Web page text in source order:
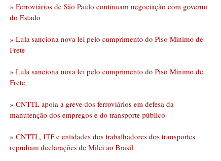
» Ferroviários de São Paulo continuam negociação com governo
do Estado
» Lula sanciona nova lei pelo cumprimento do Piso Mínimo de
Frete
» Lula sanciona nova lei pelo cumprimento do Piso Mínimo de
Frete
» CNTTL apoia a greve dos ferroviários em defesa da
manutenção dos empregos e do transporte público
» CNTTL, ITF e entidades dos trabalhadores dos transportes
repudiam declarações de Milei ao Brasil